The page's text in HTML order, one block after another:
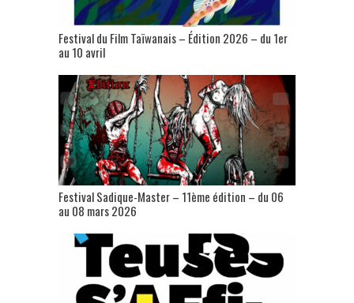
Festival du Film Taïwanais – Édition 2026 – du 1er
au 10 avril
Festival Sadique-Master – 11ème édition – du 06
au 08 mars 2026